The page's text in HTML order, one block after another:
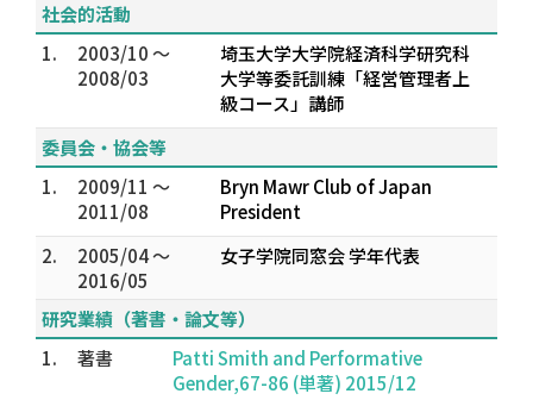
社会的活動
1.
2003/10 ～
2008/03
埼玉大学大学院経済科学研究科
大学等委託訓練「経営管理者上
級コース」講師
委員会・協会等
1.
2009/11 ～
2011/08
Bryn Mawr Club of Japan
President
2.
2005/04 ～
2016/05
女子学院同窓会 学年代表
研究業績（著書・論文等）
1.
著書
Patti Smith and Performative
Gender,67-86 (単著) 2015/12